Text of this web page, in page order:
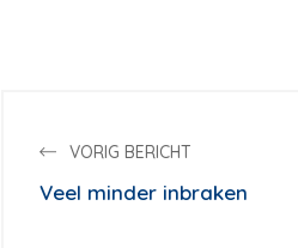
VORIG BERICHT
Veel minder inbraken